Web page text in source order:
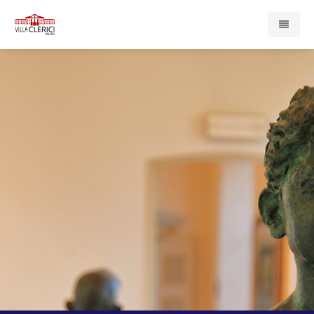
Casa di Redenzione Sociale Onlus
Centro Psicopedagogico